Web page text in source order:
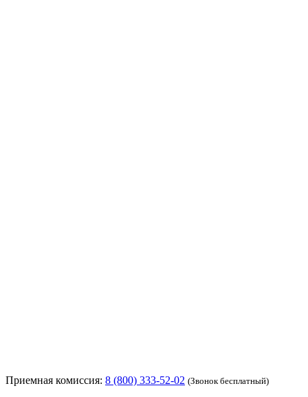
Приемная комиссия: 8 (800) 333-52-02 (Звонок бесплатный)